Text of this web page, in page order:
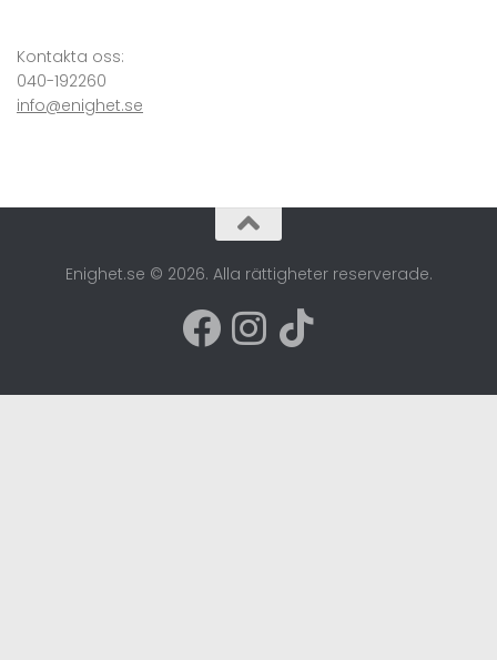
Kontakta oss:
040-192260
info@enighet.se
Enighet.se © 2026. Alla rättigheter reserverade.